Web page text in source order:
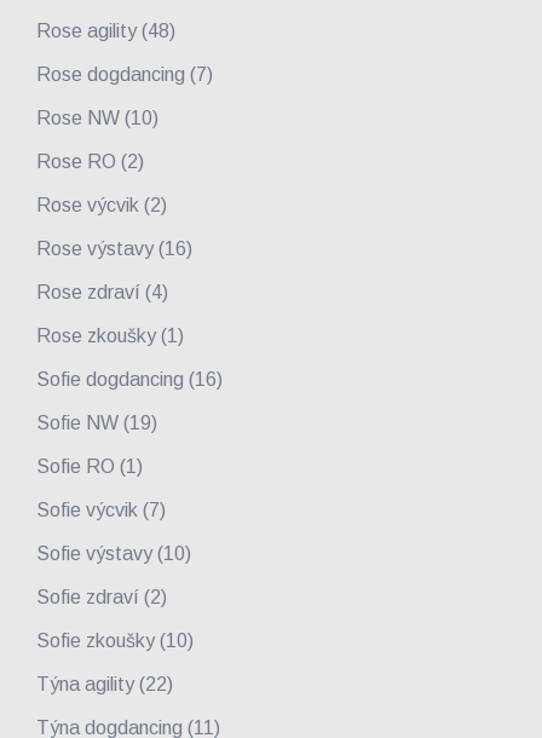
Rose agility(48)
Rose dogdancing (7)
Rose NW (10)
Rose RO (2)
Rose výcvik (2)
Rose výstavy(16)
Rose zdraví (4)
Rose zkoušky(1)
Sofie dogdancing (16)
Sofie NW (19)
Sofie RO (1)
Sofie výcvik (7)
Sofie výstavy(10)
Sofie zdraví (2)
Sofie zkoušky(10)
Týna agility(22)
Týna dogdancing (11)